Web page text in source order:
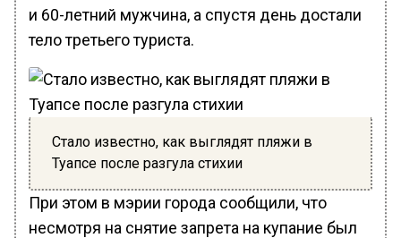
и 60-летний мужчина, а спустя день достали
тело третьего туриста.
Стало известно, как выглядят пляжи в
Туапсе после разгула стихии
При этом в мэрии города сообщили, что
несмотря на снятие запрета на купание был